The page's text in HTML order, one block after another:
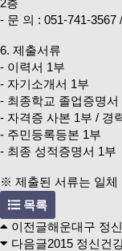
2층
- 문 의 : 051-741-3567
6. 제출서류
- 이력서 1부
- 자기소개서 1부
- 최종학교 졸업증명서
- 자격증 사본 1부 / 경
- 주민등록등본 1부
- 최종 성적증명서 1부
※ 제출된 서류는 일체
목록
이전글해운대구 정
다음글2015 정신건